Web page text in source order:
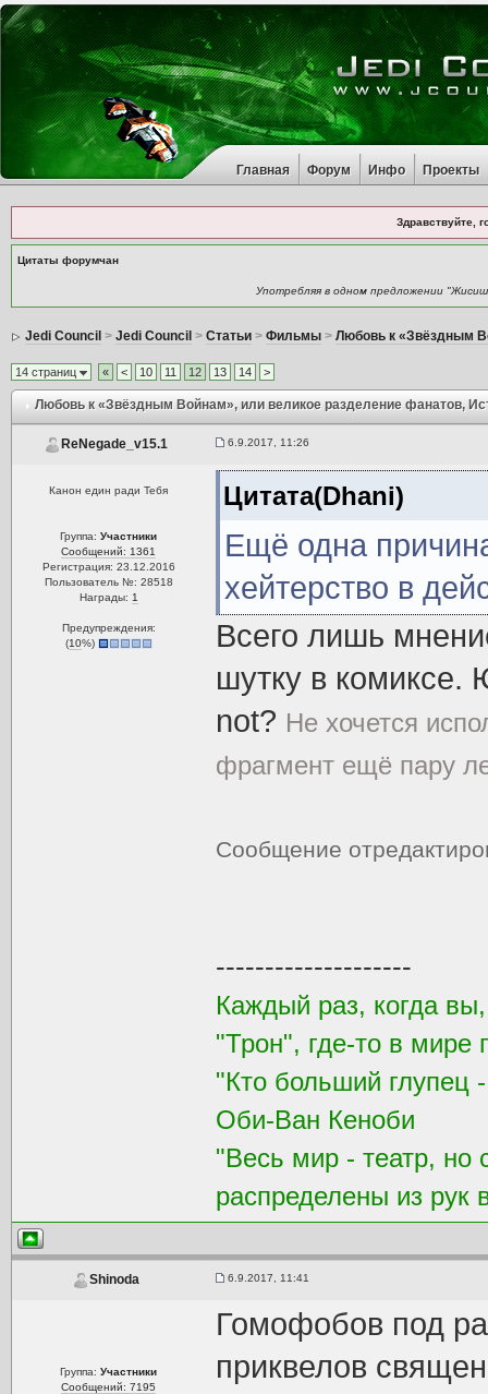
Главная Форум Инфо Проекты
Здравствуйте,
Цитаты форумчан
Употребляя в одном предложении
Jedi Council > Jedi Council > Статьи> Фильмы> Любовь к «Звёздным
14 страниц « < 10 11 12 13 14 >
Любовь к «Звёздным Войнам», или великое разделение фанатов,
ReNegade_v15.1 6.9.2017, 11:26
Канон един ради Тебя
Группа:Участники
Сообщений: 1361
Регистрация: 23.12.2016
Пользователь №: 28518
Награды: 1
Предупреждения:
(10%)
Цитата(Dhani)
Ещё одна
хейтерство в
Всего лишь
шутку в комиксе.
not? Не хочется
фрагмент ещё пару
Сообщение
--------------------
Каждый раз, когда
"Трон", где-то в мире
"Кто больший глупец
Оби-Ван Кеноби
"Весь мир - театр, но
распределены из рук
Shinoda 6.9.2017, 11:41
Группа:Участники
Сообщений: 7195
Гомофобов под
приквелов